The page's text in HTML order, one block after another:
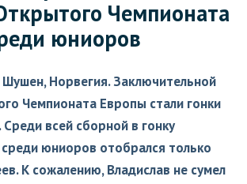
Чемпионата
юниоров
Норвегия. Заключительной
Чемпионата Европы стали гонки
всей сборной в гонку
юниоров отобрался только
К сожалению, Владислав не сумел